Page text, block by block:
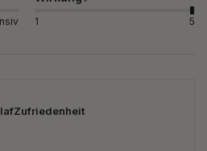
1 5
Zufriedenheit